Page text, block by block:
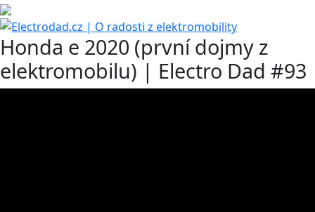
Honda e 2020 (první dojmy z
elektromobilu) | Electro Dad #93